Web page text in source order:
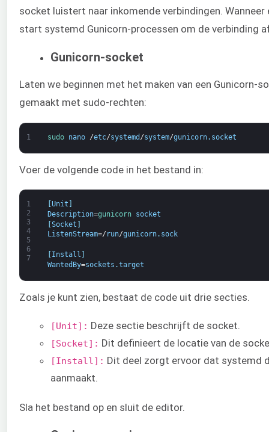
socket luistert naar inkomende verbindingen.
start systemd Gunicorn-processen om de verbinding
Gunicorn-socket
Laten we beginnen met het maken van een Gunicorn-
gemaakt met sudo-rechten:
1 sudo nano /etc/systemd /system/gunicorn. socket
Voer de volgende code in het bestand in:
1
2
3
4
5
6
7
Unit
Description=gunicorn socket
[Socket ]
ListenStream=/ run/gunicorn. sock
Install
WantedBy=sockets .target
Zoals je kunt zien, bestaat de code uit drie secties.
[Unit]: Deze sectie beschrijft de socket.
[Socket]: Dit definieert de locatie van de
[Install]: Dit deel zorgt ervoor dat systemd
aanmaakt.
Sla het bestand op en sluit de editor.